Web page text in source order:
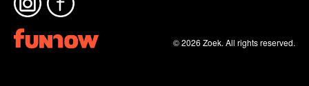
© 2026 Zoek. All rights reserved.